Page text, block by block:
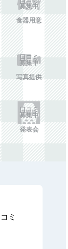
募集中
食器用意
口コミ
募集中
写真提供
口コミ
募集中
発表会
ミ